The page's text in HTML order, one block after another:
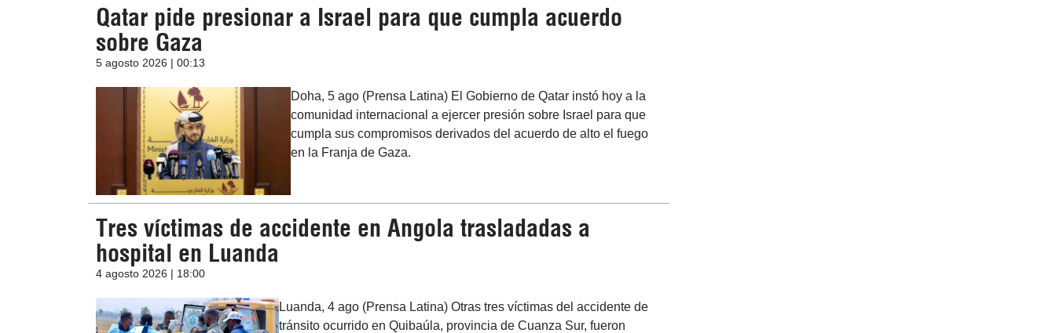
Qatar pide presionar a Israel para que cumpla acuerdo
sobre Gaza
5 agosto 2026 | 00:13
Doha, 5 ago (Prensa Latina) El Gobierno de Qatar instó hoy a la
comunidad internacional a ejercer presión sobre Israel para que
cumpla sus compromisos derivados del acuerdo de alto el fuego
en la Franja de Gaza.
Tres víctimas de accidente en Angola trasladadas a
hospital en Luanda
4 agosto 2026 | 18:00
Luanda, 4 ago (Prensa Latina) Otras tres víctimas del accidente de
tránsito ocurrido en Quibaúla, provincia de Cuanza Sur, fueron